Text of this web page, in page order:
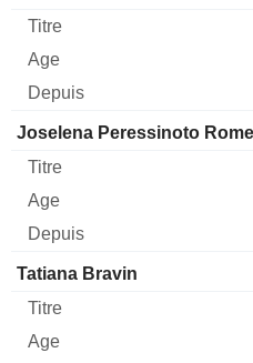
Joselena Peressinoto
Tatiana Bravin